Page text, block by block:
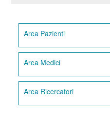
Area Pazienti
Area Medici
Area Ricercatori